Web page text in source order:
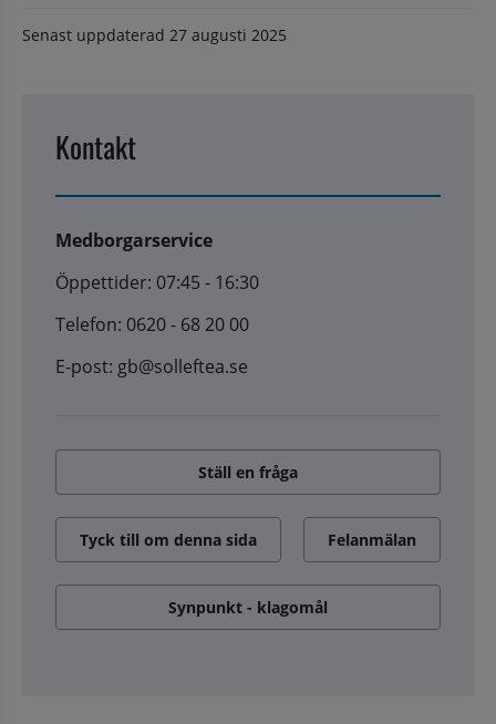
Senast uppdaterad 27 augusti 2025
Kontakt
Medborgarservice
Öppettider: 07:45 - 16:30
Telefon: 0620 - 68 20 00
E-post: gb@solleftea.se
Ställ en fråga
Tyck till om denna sida Felanmälan
Synpunkt - klagomål